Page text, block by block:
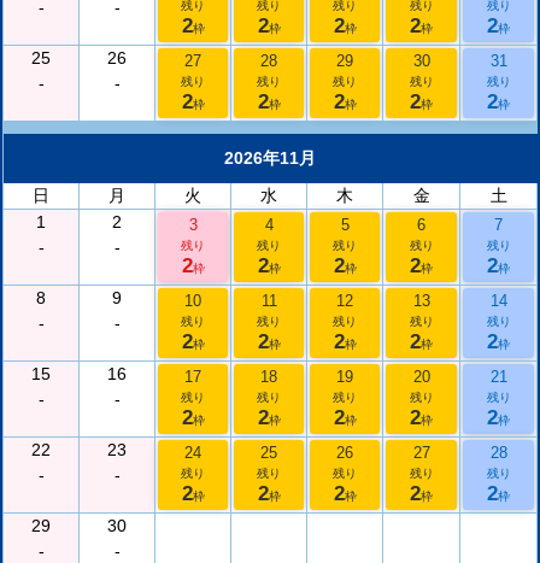
- - 残り
2枠
残り
2枠
残り
2枠
残り
2枠
残り
2枠
25
-
26
-
27
残り
2枠
28
残り
2枠
29
残り
2枠
30
残り
2枠
31
残り
2枠
2026年11月
日
月 火 水 木 金
土
1
-
2
-
3
残り
2枠
4
残り
2枠
5
残り
2枠
6
残り
2枠
7
残り
2枠
8
-
9
-
10
残り
2枠
11
残り
2枠
12
残り
2枠
13
残り
2枠
14
残り
2枠
15
-
16
-
17
残り
2枠
18
残り
2枠
19
残り
2枠
20
残り
2枠
21
残り
2枠
22
-
23
-
24
残り
2枠
25
残り
2枠
26
残り
2枠
27
残り
2枠
28
残り
2枠
29
-
30
-